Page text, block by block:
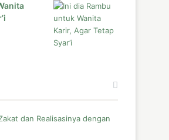
dan Realisasinya dengan